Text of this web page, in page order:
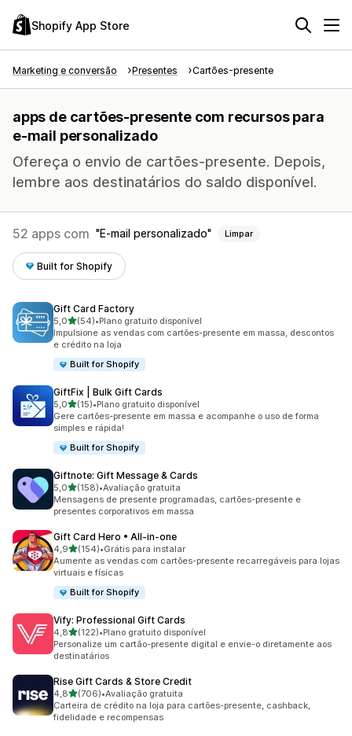
Shopify App Store
Marketing e conversão Presentes Cartões-presente
apps de cartões-presente com recursos para
e-mail personalizado
Ofereça o envio de cartões-presente. Depois,
lembre aos destinatários do saldo disponível.
52 apps com E-mail personalizado Limpar
Built for Shopify
Gift Card Factory
5,0de 5 estrelas
(54)
54 avaliações ao todo
•Plano gratuito disponível
Impulsione as vendas com cartões-presente em massa, descontos
e crédito na loja
Built for Shopify
GiftFix | Bulk Gift Cards
5,0de 5 estrelas
(15)
15 avaliações ao todo
•Plano gratuito disponível
Gere cartões-presente em massa e acompanhe o uso de forma
simples e rápida!
Built for Shopify
Giftnote: Gift Message & Cards
5,0de 5 estrelas
(158)
158 avaliações ao todo
•Avaliação gratuita
Mensagens de presente programadas, cartões-presente e
presentes corporativos em massa
Gift Card Hero • All‑in‑one
4,9de 5 estrelas
(154)
154 avaliações ao todo
•Grátis para instalar
Aumente as vendas com cartões-presente recarregáveis para lojas
virtuais e físicas
Built for Shopify
Vify: Professional Gift Cards
4,8de 5 estrelas
(122)
122 avaliações ao todo
•Plano gratuito disponível
Personalize um cartão-presente digital e envie-o diretamente aos
destinatários
Rise Gift Cards & Store Credit
4,8de 5 estrelas
(706)
706 avaliações ao todo
•Avaliação gratuita
Carteira de crédito na loja para cartões-presente, cashback,
fidelidade e recompensas